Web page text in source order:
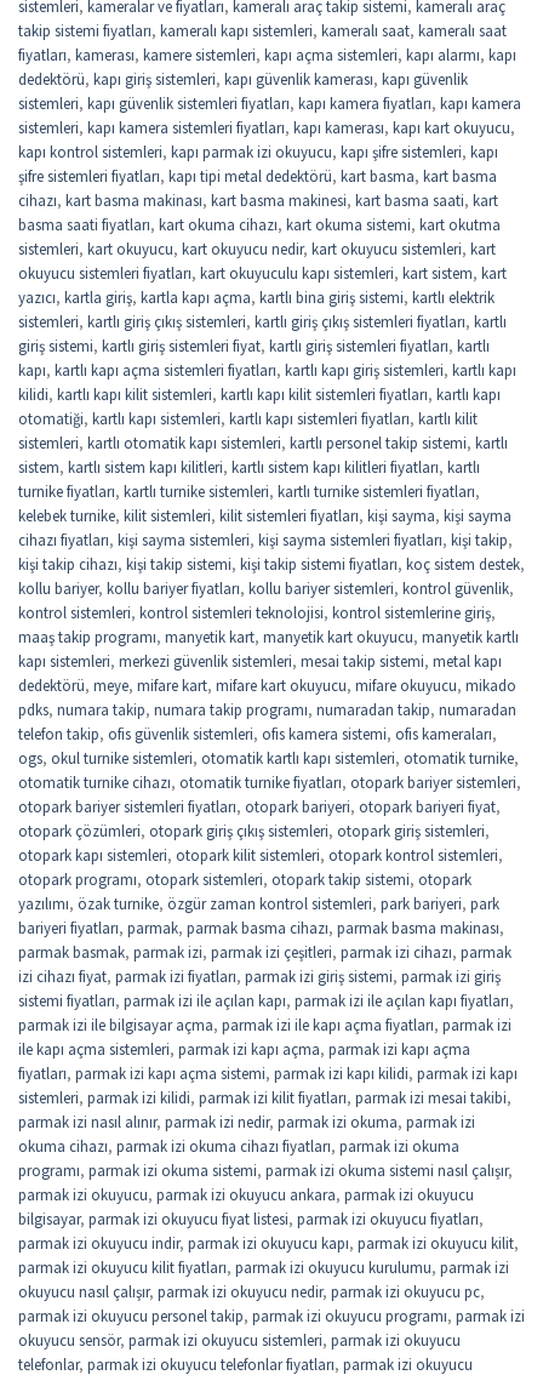
sistemleri, kameralar ve fiyatları, kameralı araç takip sistemi, kameralı araç
takip sistemi fiyatları, kameralı kapı sistemleri, kameralı saat, kameralı saat
fiyatları, kamerası, kamere sistemleri, kapı açma sistemleri, kapı alarmı, kapı
dedektörü, kapı giriş sistemleri, kapı güvenlik kamerası, kapı güvenlik
sistemleri, kapı güvenlik sistemleri fiyatları, kapı kamera fiyatları, kapı kamera
sistemleri, kapı kamera sistemleri fiyatları, kapı kamerası, kapı kart okuyucu,
kapı kontrol sistemleri, kapı parmak izi okuyucu, kapı şifre sistemleri, kapı
şifre sistemleri fiyatları, kapı tipi metal dedektörü, kart basma, kart basma
cihazı, kart basma makinası, kart basma makinesi, kart basma saati, kart
basma saati fiyatları, kart okuma cihazı, kart okuma sistemi, kart okutma
sistemleri, kart okuyucu, kart okuyucu nedir, kart okuyucu sistemleri, kart
okuyucu sistemleri fiyatları, kart okuyuculu kapı sistemleri, kart sistem, kart
yazıcı, kartla giriş, kartla kapı açma, kartlı bina giriş sistemi, kartlı elektrik
sistemleri, kartlı giriş çıkış sistemleri, kartlı giriş çıkış sistemleri fiyatları, kartlı
giriş sistemi, kartlı giriş sistemleri fiyat, kartlı giriş sistemleri fiyatları, kartlı
kapı, kartlı kapı açma sistemleri fiyatları, kartlı kapı giriş sistemleri, kartlı kapı
kilidi, kartlı kapı kilit sistemleri, kartlı kapı kilit sistemleri fiyatları, kartlı kapı
otomatiği, kartlı kapı sistemleri, kartlı kapı sistemleri fiyatları, kartlı kilit
sistemleri, kartlı otomatik kapı sistemleri, kartlı personel takip sistemi, kartlı
sistem, kartlı sistem kapı kilitleri, kartlı sistem kapı kilitleri fiyatları, kartlı
turnike fiyatları, kartlı turnike sistemleri, kartlı turnike sistemleri fiyatları,
kelebek turnike, kilit sistemleri, kilit sistemleri fiyatları, kişi sayma, kişi sayma
cihazı fiyatları, kişi sayma sistemleri, kişi sayma sistemleri fiyatları, kişi takip,
kişi takip cihazı, kişi takip sistemi, kişi takip sistemi fiyatları, koç sistem destek,
kollu bariyer, kollu bariyer fiyatları, kollu bariyer sistemleri, kontrol güvenlik,
kontrol sistemleri, kontrol sistemleri teknolojisi, kontrol sistemlerine giriş,
maaş takip programı, manyetik kart, manyetik kart okuyucu, manyetik kartlı
kapı sistemleri, merkezi güvenlik sistemleri, mesai takip sistemi, metal kapı
dedektörü, meye, mifare kart, mifare kart okuyucu, mifare okuyucu, mikado
pdks, numara takip, numara takip programı, numaradan takip, numaradan
telefon takip, ofis güvenlik sistemleri, ofis kamera sistemi, ofis kameraları,
ogs, okul turnike sistemleri, otomatik kartlı kapı sistemleri, otomatik turnike,
otomatik turnike cihazı, otomatik turnike fiyatları, otopark bariyer sistemleri,
otopark bariyer sistemleri fiyatları, otopark bariyeri, otopark bariyeri fiyat,
otopark çözümleri, otopark giriş çıkış sistemleri, otopark giriş sistemleri,
otopark kapı sistemleri, otopark kilit sistemleri, otopark kontrol sistemleri,
otopark programı, otopark sistemleri, otopark takip sistemi, otopark
yazılımı, özak turnike, özgür zaman kontrol sistemleri, park bariyeri, park
bariyeri fiyatları, parmak, parmak basma cihazı, parmak basma makinası,
parmak basmak, parmak izi, parmak izi çeşitleri, parmak izi cihazı, parmak
izi cihazı fiyat, parmak izi fiyatları, parmak izi giriş sistemi, parmak izi giriş
sistemi fiyatları, parmak izi ile açılan kapı, parmak izi ile açılan kapı fiyatları,
parmak izi ile bilgisayar açma, parmak izi ile kapı açma fiyatları, parmak izi
ile kapı açma sistemleri, parmak izi kapı açma, parmak izi kapı açma
fiyatları, parmak izi kapı açma sistemi, parmak izi kapı kilidi, parmak izi kapı
sistemleri, parmak izi kilidi, parmak izi kilit fiyatları, parmak izi mesai takibi,
parmak izi nasıl alınır, parmak izi nedir, parmak izi okuma, parmak izi
okuma cihazı, parmak izi okuma cihazı fiyatları, parmak izi okuma
programı, parmak izi okuma sistemi, parmak izi okuma sistemi nasıl çalışır,
parmak izi okuyucu, parmak izi okuyucu ankara, parmak izi okuyucu
bilgisayar, parmak izi okuyucu fiyat listesi, parmak izi okuyucu fiyatları,
parmak izi okuyucu indir, parmak izi okuyucu kapı, parmak izi okuyucu kilit,
parmak izi okuyucu kilit fiyatları, parmak izi okuyucu kurulumu, parmak izi
okuyucu nasıl çalışır, parmak izi okuyucu nedir, parmak izi okuyucu pc,
parmak izi okuyucu personel takip, parmak izi okuyucu programı, parmak izi
okuyucu sensör, parmak izi okuyucu sistemleri, parmak izi okuyucu
telefonlar, parmak izi okuyucu telefonlar fiyatları, parmak izi okuyucu